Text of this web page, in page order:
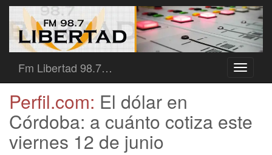
Toggle
Fm Libertad 98.7…
Perfil.com: El dólar en
Córdoba: a cuánto cotiza este
viernes 12 de junio